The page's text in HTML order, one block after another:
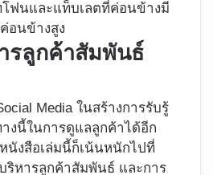
โฟนและแท็บเลตที่ค่อนข้างมี
อนข้างสูง
รลูกค้าสัมพันธ์
Media ในสร้างการรับรู้
างนี้ในการดูแลลูกค้าได้อีก
นังสือเล่มนี้ก็เน้นหนักไปที่
ริหารลูกค้าสัมพันธ์ และการ